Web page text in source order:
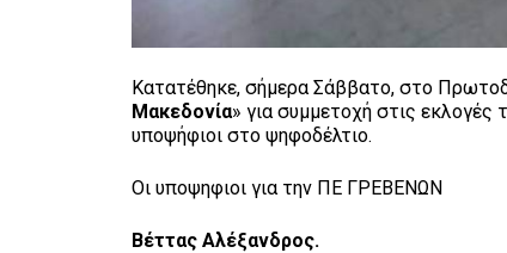
Κατατέθηκε, σήμερα Σάββατο, στο
Μακεδονία» για συμμετοχή στις
υποψήφιοι στο ψηφοδέλτιο.
Οι υποψηφιοι για την ΠΕ ΓΡΕΒΕΝΩΝ
Βέττας Αλέξανδρος.